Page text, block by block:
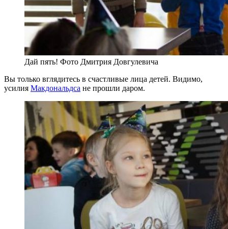
Дай пять! Фото Дмитрия Довгулевича
Вы только вглядитесь в счастливые лица детей. Видимо,
усилия Макдональдса не прошли даром.